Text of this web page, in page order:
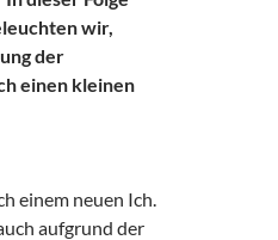
wir,
der
einen kleinen
einem neuen Ich.
aufgrund der